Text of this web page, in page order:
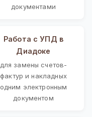
документами
Работа с УПД в
Диадоке
для замены счетов-
фактур и накладных
одним электронным
документом